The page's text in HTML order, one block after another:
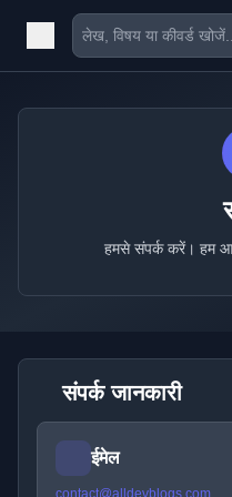
हमसे संपर्क करें। हम
संपर्क जानकारी
ईमेल
contact@alldevblogs.com